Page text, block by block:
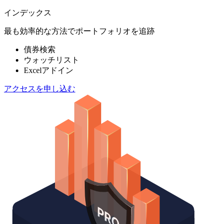
インデックス
最も効率的な方法でポートフォリオを追跡
債券検索
ウォッチリスト
Excelアドイン
アクセスを申し込む